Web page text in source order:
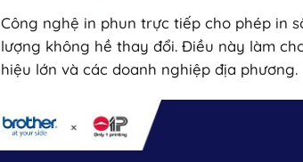
Công nghệ in phun trực tiếp cho phép in
lượng không hề thay đổi. Điều này làm
hiệu lớn và các doanh nghiệp địa phương.